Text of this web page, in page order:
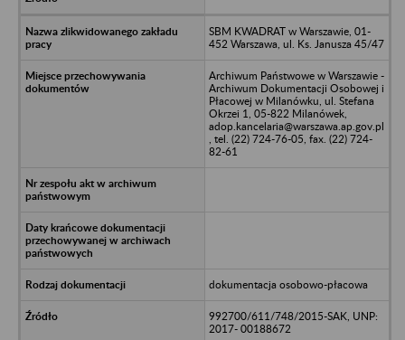
SBM KWADRAT w Warszawie, 01-
452 Warszawa, ul. Ks. Janusza 45/47
Archiwum Państwowe w Warszawie -
Archiwum Dokumentacji Osobowej i
Płacowej w Milanówku, ul. Stefana
Okrzei 1, 05-822 Milanówek,
adop.kancelaria@warszawa.ap.gov.pl
, tel. (22) 724-76-05, fax. (22) 724-
82-61
dokumentacja osobowo-płacowa
992700/611/748/2015-SAK, UNP:
2017- 00188672